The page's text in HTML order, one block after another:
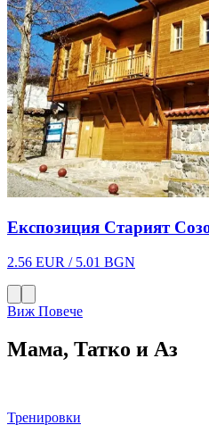
Експозиция Старият
2.56 EUR / 5.01 BGN
Виж Повече
Мама, Татко и Аз
Тренировки